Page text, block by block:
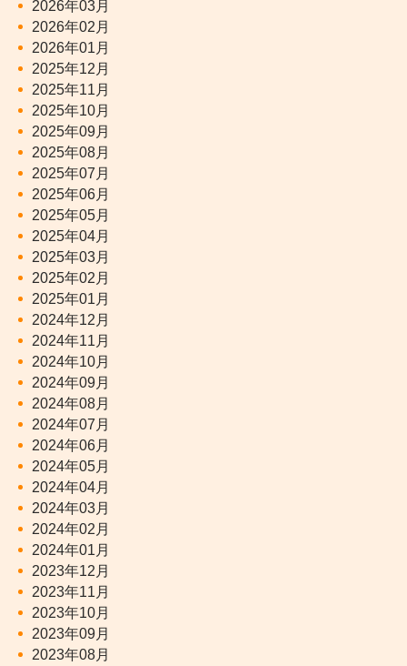
2026年03月
2026年02月
2026年01月
2025年12月
2025年11月
2025年10月
2025年09月
2025年08月
2025年07月
2025年06月
2025年05月
2025年04月
2025年03月
2025年02月
2025年01月
2024年12月
2024年11月
2024年10月
2024年09月
2024年08月
2024年07月
2024年06月
2024年05月
2024年04月
2024年03月
2024年02月
2024年01月
2023年12月
2023年11月
2023年10月
2023年09月
2023年08月